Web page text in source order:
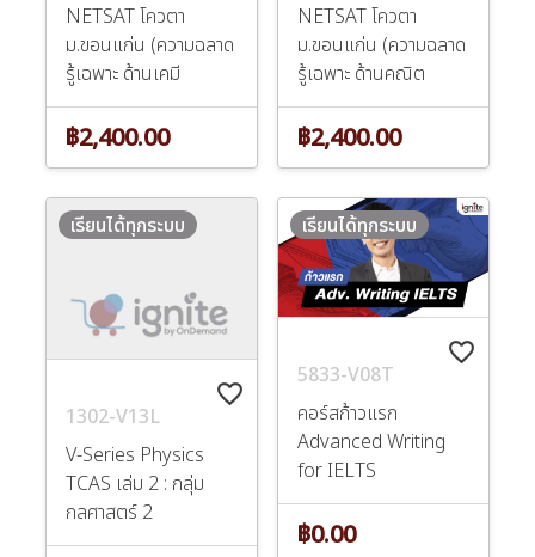
NETSAT โควตา
ม.ขอนแก่น (ความฉลาด
รู้เฉพาะ ด้านเคมี
฿2,400.00
NETSAT โควตา
ม.ขอนแก่น (ความฉลาด
รู้เฉพาะ ด้านคณิต
฿2,400.00
favorite_border
1302-V13L
V-Series Physics
TCAS เล่ม 2 : กลุ่ม
กลศาสตร์ 2
เรียนได้ทุกระบบ
favorite_border
5833-V08T
คอร์สก้าวแรก
Advanced Writing
for IELTS
เรียนได้ทุกระบบ
฿0.00